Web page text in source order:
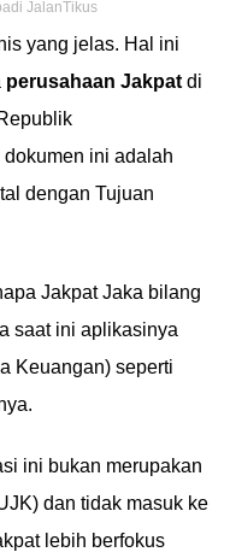
JalanTikus
yang jelas. Hal ini
perusahaan Jakpat di
dokumen ini adalah
dengan Tujuan
Jakpat Jaka bilang
saat ini aplikasinya
Keuangan) seperti
ini bukan merupakan
dan tidak masuk ke
lebih berfokus